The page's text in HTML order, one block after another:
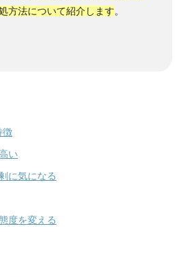
方法について紹介します。
徴
い
に気になる
度を変える